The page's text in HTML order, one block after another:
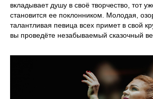
вкладывает душу в своё творчество, тот
становится ее поклонником. Молодая,
талантливая певица всех примет в свой
вы проведёте незабываемый сказочный